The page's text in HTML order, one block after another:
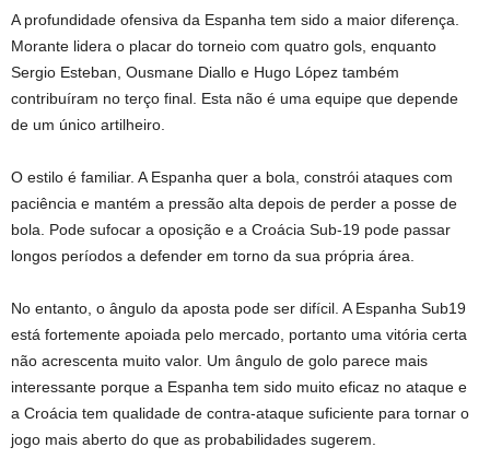
A profundidade ofensiva da Espanha tem sido a maior diferença.
Morante lidera o placar do torneio com quatro gols, enquanto
Sergio Esteban, Ousmane Diallo e Hugo López também
contribuíram no terço final. Esta não é uma equipe que depende
de um único artilheiro.
O estilo é familiar. A Espanha quer a bola, constrói ataques com
paciência e mantém a pressão alta depois de perder a posse de
bola. Pode sufocar a oposição e a Croácia Sub-19 pode passar
longos períodos a defender em torno da sua própria área.
No entanto, o ângulo da aposta pode ser difícil. A Espanha Sub19
está fortemente apoiada pelo mercado, portanto uma vitória certa
não acrescenta muito valor. Um ângulo de golo parece mais
interessante porque a Espanha tem sido muito eficaz no ataque e
a Croácia tem qualidade de contra-ataque suficiente para tornar o
jogo mais aberto do que as probabilidades sugerem.